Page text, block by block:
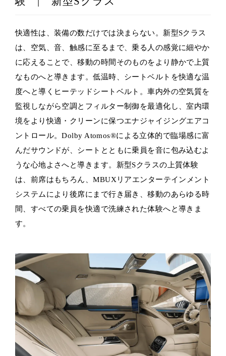
快適性は、装備の数だけでは決まらない。新型Sクラス
は、空気、音、触感に至るまで、乗る人の感覚に細やか
に応えることで、移動の時間そのものをより静かで上質
なものへと導きます。低温時、シートベルトを快適な温
度へと導くヒーテッドシートベルト。車内外の空気質を
監視しながら空調とフィルター制御を最適化し、室内環
境をより快適・クリーンに保つエナジャイジングエアコ
ントロール。Dolby Atomos®による立体的で臨場感に富
んだサウンドが、シートとともに乗員を音に包み込むよ
うな心地よさへと導きます。新型Sクラスの上質体験
は、前席はもちろん、MBUXリアエンターテインメント
システムにより後席にまで行き届き、移動のあらゆる時
間、すべての乗員を快適で洗練された体験へと導きま
す。